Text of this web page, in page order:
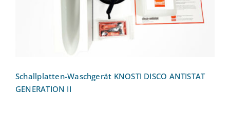
Schallplatten-Waschgerät KNOSTI DISCO ANTISTAT
GENERATION II